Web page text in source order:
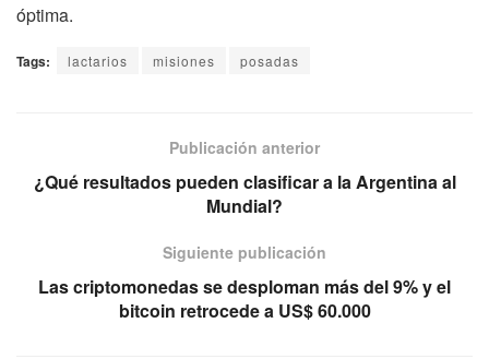
óptima.
Tags: lactarios misiones posadas
Publicación anterior
¿Qué resultados pueden clasificar a la Argentina al
Mundial?
Siguiente publicación
Las criptomonedas se desploman más del 9% y el
bitcoin retrocede a US$ 60.000